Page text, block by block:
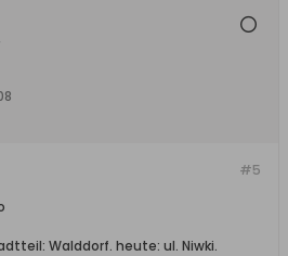
#5
Walddorf. heute: ul. Niwki.